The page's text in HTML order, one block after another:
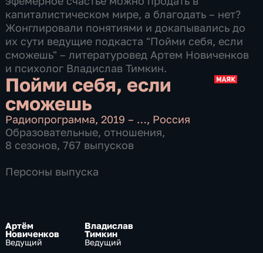
капиталистическом мире, а благодать – нет?
Жонглировали понятиями и докапывались до
их сути ведущие подкаста "Пойми себя, если
сможешь" – литературовед Артем Новиченков
и психолог Владислав Тимкин.
Пойми себя, если
сможешь
Радиопрограмма,2019 – …, Россия
Образовательные, отношения,
8 сезонов, 767 выпусков
Персоны выпуска
Артём
Новиченков
Ведущий
Владислав
Тимкин
Ведущий